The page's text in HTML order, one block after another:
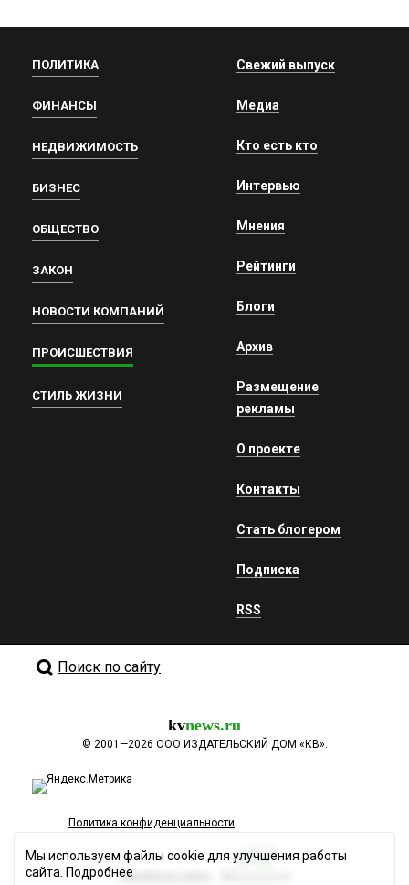
ПОЛИТИКА
ФИНАНСЫ
НЕДВИЖИМОСТЬ
БИЗНЕС
ОБЩЕСТВО
ЗАКОН
НОВОСТИ КОМПАНИЙ
ПРОИСШЕСТВИЯ
СТИЛЬ ЖИЗНИ
Свежий выпуск
Медиа
Кто есть кто
Интервью
Мнения
Рейтинги
Блоги
Архив
Размещение
рекламы
О проекте
Контакты
Стать блогером
Подписка
RSS
Поиск по сайту
kvnews.ru
© 2001—2026 ООО ИЗДАТЕЛЬСКИЙ ДОМ «КВ».
Политика конфиденциальности
Разработка сайта
Мы используем файлы cookie для улучшения работы
сайта. Подробнее